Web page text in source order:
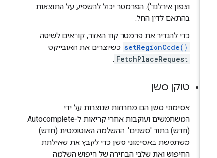
וצפון אירלנד'). הפרמטר יכול להשפיע על התוצאות
בהתאם לדין החל.
כדי להגדיר את פרמטר קוד האזור, קוראים לשיטה
setRegionCode() כשיוצרים את האובייקט
FetchPlaceRequest
.
טוקן סשן
אסימוני סשן הם מחרוזות שנוצרות על ידי
המשתמשים ועוקבות אחרי קריאות ל-Autocomplete
(חדש) בתור 'סשנים'. ההשלמה האוטומטית (חדש)
משתמשת באסימוני סשן כדי לקבץ את שאילתת
החיפוש ואת שלבי הבחירה של חיפוש השלמה